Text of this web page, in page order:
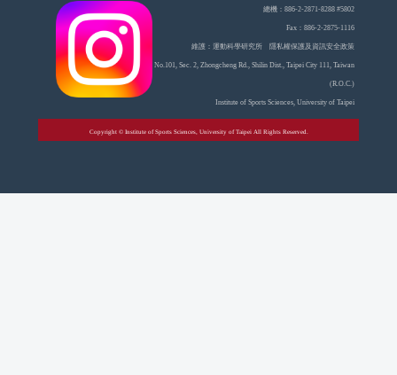
總機：886-2-2871-8288 #5802
Fax：886-2-2875-1116
維護：運動科學研究所 隱私權保護及資訊安全政策
No.101, Sec. 2, Zhongcheng Rd., Shilin Dist., Taipei City 111, Taiwan
(R.O.C.)
Institute of Sports Sciences, University of Taipei
Copyright © Institute of Sports Sciences, University of Taipei All Rights Reserved.